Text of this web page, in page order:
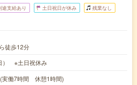
途支給あり 土日祝日が休み 残業なし
徒歩12分
） ※土日祝休み
実働7時間 休憩1時間)